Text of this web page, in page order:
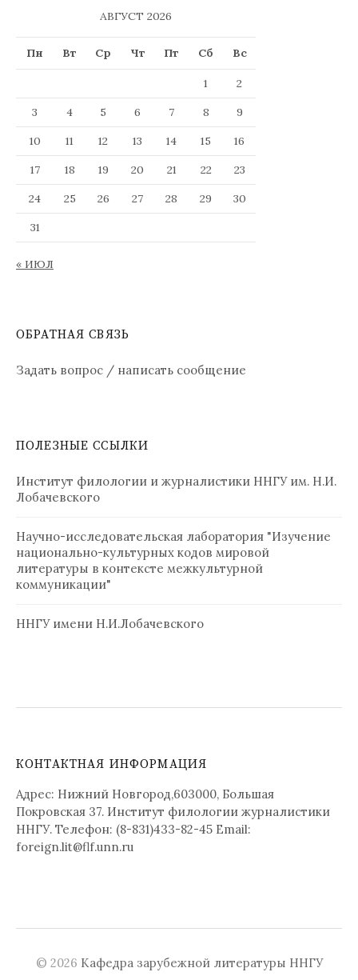
АВГУСТ 2026
Пн Вт Ср Чт Пт Сб Вс
« ИЮЛ
1
2
3
4 5 6 7 8
9
10
11 12 13 14 15
16
17
18 19 20 21 22
23
24
25 26 27 28 29
30
31
ОБРАТНАЯ СВЯЗЬ
Задать вопрос / написать сообщение
ПОЛЕЗНЫЕ ССЫЛКИ
Институт филологии и журналистики ННГУ им. Н.И.
Лобачевского
Научно-исследовательская лаборатория "Изучение
национально-культурных кодов мировой
литературы в контексте межкультурной
коммуникации"
ННГУ имени Н.И.Лобачевского
КОНТАКТНАЯ ИНФОРМАЦИЯ
Адрес: Нижний Новгород,603000, Большая
Покровская 37. Институт филологии журналистики
ННГУ. Телефон: (8-831)433-82-45 Email:
foreign.lit@flf.unn.ru
© 2026 Кафедра зарубежной литературы ННГУ